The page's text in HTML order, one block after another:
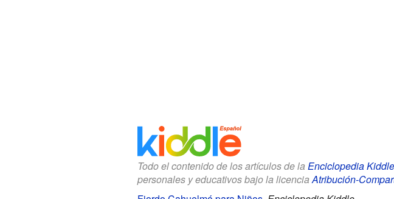
Todo el contenido de los artículos de la Enciclopedia Kiddle
personales y educativos bajo la licenciaAtribución-